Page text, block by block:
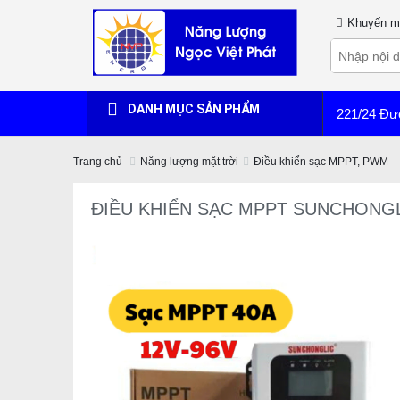
Khuyến
DANH MỤC SẢN PHẨM 221/24
Trang chủ Năng lượng mặt trời Điều khiển sạc MPPT, PWM
ĐIỀU KHIỂN SẠC MPPT